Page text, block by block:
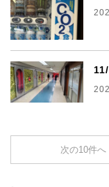
次の10件へ